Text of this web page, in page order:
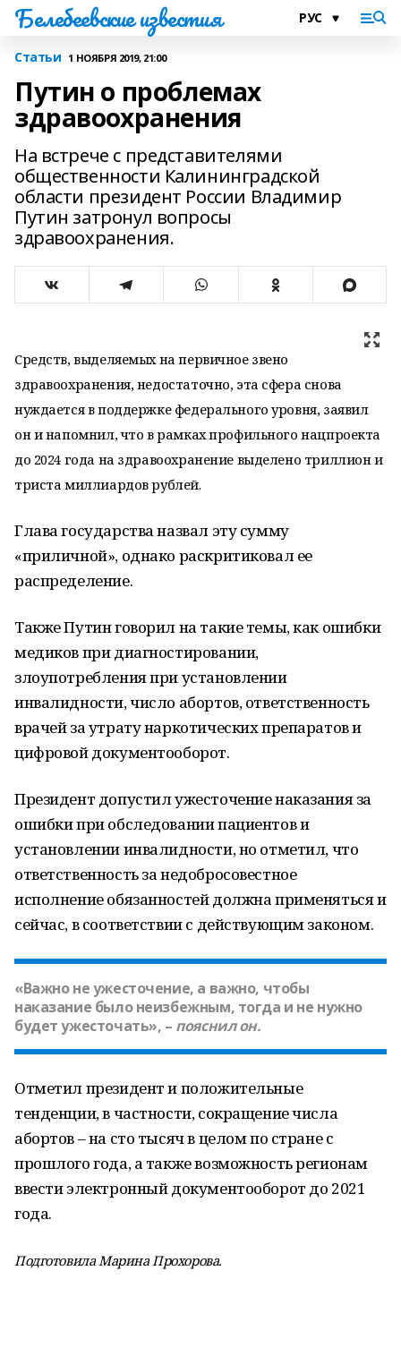
Белебеевские известия
Статьи 1 НОЯБРЯ 2019, 21:00
Путин о проблемах
здравоохранения
На встрече с представителями
общественности Калининградской
области президент России Владимир
Путин затронул вопросы
здравоохранения.
Средств, выделяемых на первичное звено
здравоохранения, недостаточно, эта сфера снова
нуждается в поддержке федерального уровня, заявил
он и напомнил, что в рамках профильного нацпроекта
до 2024 года на здравоохранение выделено триллион и
триста миллиардов рублей.
Глава государства назвал эту сумму
«приличной», однако раскритиковал ее
распределение.
Также Путин говорил на такие темы, как ошибки
медиков при диагностировании,
злоупотребления при установлении
инвалидности, число абортов, ответственность
врачей за утрату наркотических препаратов и
цифровой документооборот.
Президент допустил ужесточение наказания за
ошибки при обследовании пациентов и
установлении инвалидности, но отметил, что
ответственность за недобросовестное
исполнение обязанностей должна применяться и
сейчас, в соответствии с действующим законом.
«Важно не ужесточение, а важно, чтобы
наказание было неизбежным, тогда и не нужно
будет ужесточать», – пояснил он.
Отметил президент и положительные
тенденции, в частности, сокращение числа
абортов – на сто тысяч в целом по стране с
прошлого года, а также возможность регионам
ввести электронный документооборот до 2021
года.
Подготовила Марина Прохорова.